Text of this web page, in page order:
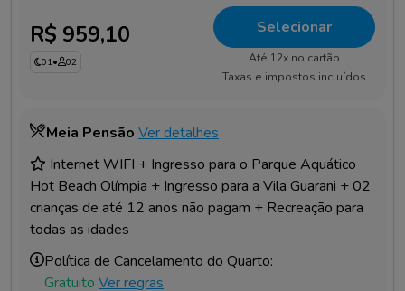
R$ 959,10
01• 02
Selecionar
Até 12x no cartão
Taxas e impostos incluídos
Meia Pensão Ver detalhes
Internet WIFI + Ingresso para o Parque Aquático
Hot Beach Olímpia + Ingresso para a Vila Guarani + 02
crianças de até 12 anos não pagam + Recreação para
todas as idades
Política de Cancelamento do Quarto:
Gratuito Ver regras